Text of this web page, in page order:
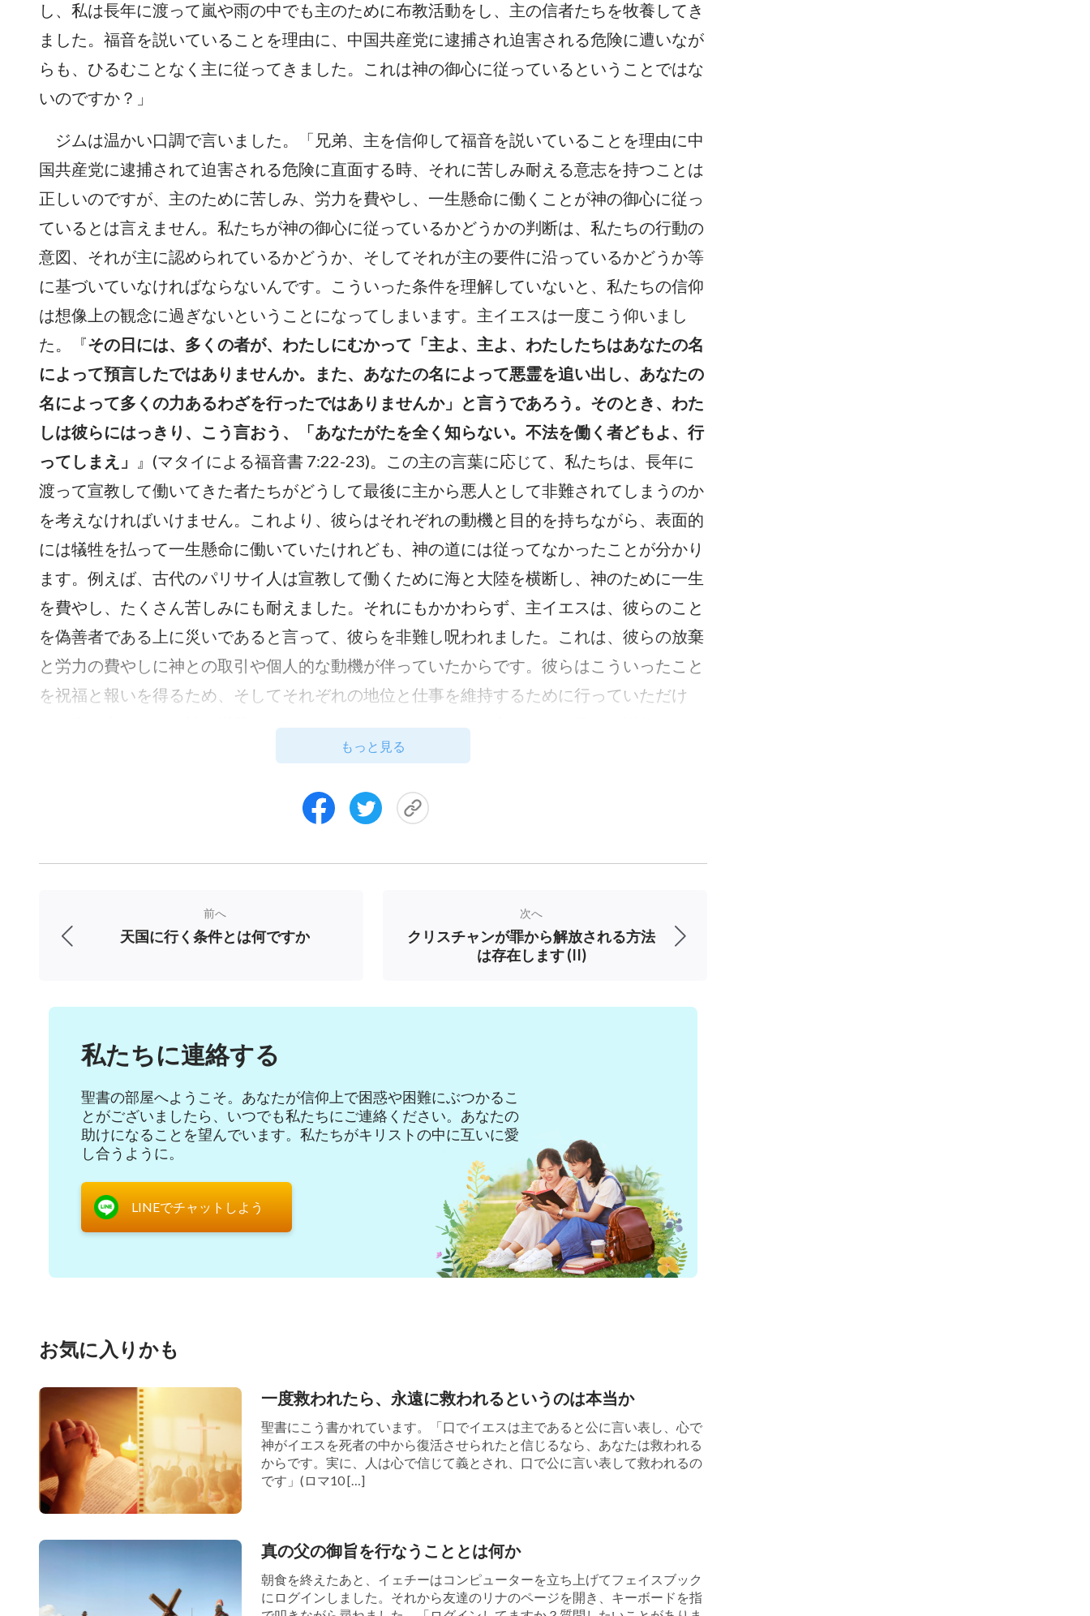
し、私は長年に渡って嵐や雨の中でも主のために布教活動をし、主の信者たちを牧養してき
ました。福音を説いていることを理由に、中国共産党に逮捕され迫害される危険に遭いなが
らも、ひるむことなく主に従ってきました。これは神の御心に従っているということではな
いのですか？」
ジムは温かい口調で言いました。「兄弟、主を信仰して福音を説いていることを理由に中
国共産党に逮捕されて迫害される危険に直面する時、それに苦しみ耐える意志を持つことは
正しいのですが、主のために苦しみ、労力を費やし、一生懸命に働くことが神の御心に従っ
ているとは言えません。私たちが神の御心に従っているかどうかの判断は、私たちの行動の
意図、それが主に認められているかどうか、そしてそれが主の要件に沿っているかどうか等
に基づいていなければならないんです。こういった条件を理解していないと、私たちの信仰
は想像上の観念に過ぎないということになってしまいます。主イエスは一度こう仰いまし
た。『その日には、多くの者が、わたしにむかって「主よ、主よ、わたしたちはあなたの名
によって預言したではありませんか。また、あなたの名によって悪霊を追い出し、あなたの
名によって多くの力あるわざを行ったではありませんか」と言うであろう。そのとき、わた
しは彼らにはっきり、こう言おう、「あなたがたを全く知らない。不法を働く者どもよ、行
ってしまえ」
』(マタイによる福音書 7:22-23)。この主の言葉に応じて、私たちは、長年に
渡って宣教して働いてきた者たちがどうして最後に主から悪人として非難されてしまうのか
を考えなければいけません。これより、彼らはそれぞれの動機と目的を持ちながら、表面的
には犠牲を払って一生懸命に働いていたけれども、神の道には従ってなかったことが分かり
ます。例えば、古代のパリサイ人は宣教して働くために海と大陸を横断し、神のために一生
を費やし、たくさん苦しみにも耐えました。それにもかかわらず、主イエスは、彼らのこと
を偽善者である上に災いであると言って、彼らを非難し呪われました。これは、彼らの放棄
と労力の費やしに神との取引や個人的な動機が伴っていたからです。彼らはこういったこと
を祝福と報いを得るため、そしてそれぞれの地位と仕事を維持するために行っていただけ
で、真の心をもって神を満足させるためではなかったのです。主イエスが働きと説教をしに
来られた時、彼らは主の働きを受け入れることも、ユダヤの民を神の前に導くこともしなか
彼らは主イエスに対する偽証までしました。彼らの行いは、その全てが主の道に対する裏切
いであると言って、彼らを非難されたのです。パリサイ人の例から、一生懸命に働くことは
の個人的な動機や目的が何であるかを知ることなんです」。
「ジム兄弟、あなたの言ったことはとても実践的です。私は自分が一生懸命に働く動機
は、神の御心に適っているだろうとしか思っていませんでした。主は私のことを見ていてく
ださり、そして再臨なさる時には間違いなく私を天国に引き上げてくださると信じていまし
た。でも、どうやら自分の追求と理解には欠陥があるようです。ジム兄弟、あなたと最後に
会ってからたったの2年しか経っていませんが、主を信仰することについてたくさん学ばれ
たようですね。聖書の勉強をたくさんなさったのではないですか？」
「私がこうやって少し教示できるようになった理由は、聖書の勉強に力を入れたことより
も、むしろそれは主の啓示と指導があったおかげなんです。それに、私は頻繁に福音ウェブ
サイトで記事を読んだり、福音映画を見ています。そうやってたくさん真理を理解したんで
ヂャオ・シュンはこれに驚き、興奮した口調で言いました。「ああ、なるほど！ 主に感
疑問が重荷になっているから、答えが分かるまで落ち着けそうにないですよ」。
ジムは続けて言いました。「神の御心に従うということは、神の道、神の言葉、そして神
が表す真理の全て、すなわち、神が私たち人類から求めておられることに従うということで
す。私たちは神がお求めになること全てを行って、神の指示に厳密に従い続ける必要があり
ます。これ故に、神の御心に従うということは、幾つかの言葉を実践するだけではなくて、
真理をたくさんの側面から実践するということなんです。私が福音ウェブサイトで目にした
節を読んであげますよ。『
どの時代においても、神は人間のもとで働くときには、人間に言
もっと見る
前へ
天国に行く条件とは何ですか
次へ
クリスチャンが罪から解放される方法
は存在します (II)
私たちに連絡する
聖書の部屋へようこそ。あなたが信仰上で困惑や困難にぶつかるこ
とがございましたら、いつでも私たちにご連絡ください。あなたの
助けになることを望んでいます。私たちがキリストの中に互いに愛
し合うように。
LINEでチャットしよう
お気に入りかも
一度救われたら、永遠に救われるというのは本当か
聖書にこう書かれています。「口でイエスは主であると公に言い表し、心で
神がイエスを死者の中から復活させられたと信じるなら、あなたは救われる
からです。実に、人は心で信じて義とされ、口で公に言い表して救われるの
です」(ロマ10 […]
真の父の御旨を行なうこととは何か
朝食を終えたあと、イェチーはコンピューターを立ち上げてフェイスブック
にログインしました。それから友達のリナのページを開き、キーボードを指